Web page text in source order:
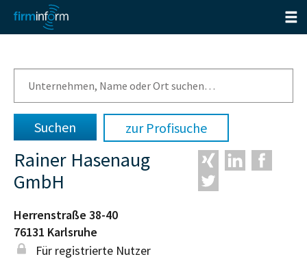
zur Profisuche
Rainer Hasenaug
GmbH
Herrenstraße 38-40
76131 Karlsruhe
Für registrierte Nutzer